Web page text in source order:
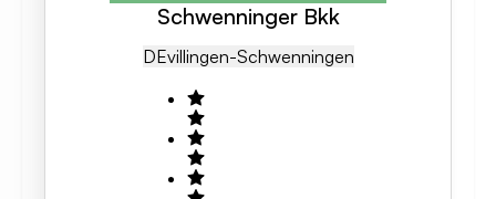
Schwenninger Bkk
DEVillingen-Schwenningen